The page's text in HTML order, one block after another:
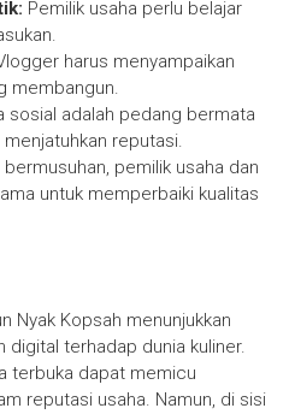
Pemilik usaha perlu belajar
harus menyampaikan
membangun.
sosial adalah pedang bermata
reputasi.
bermusuhan, pemilik usaha dan
untuk memperbaiki kualitas
Nyak Kopsah menunjukkan
terhadap dunia kuliner.
terbuka dapat memicu
reputasi usaha. Namun, di sisi